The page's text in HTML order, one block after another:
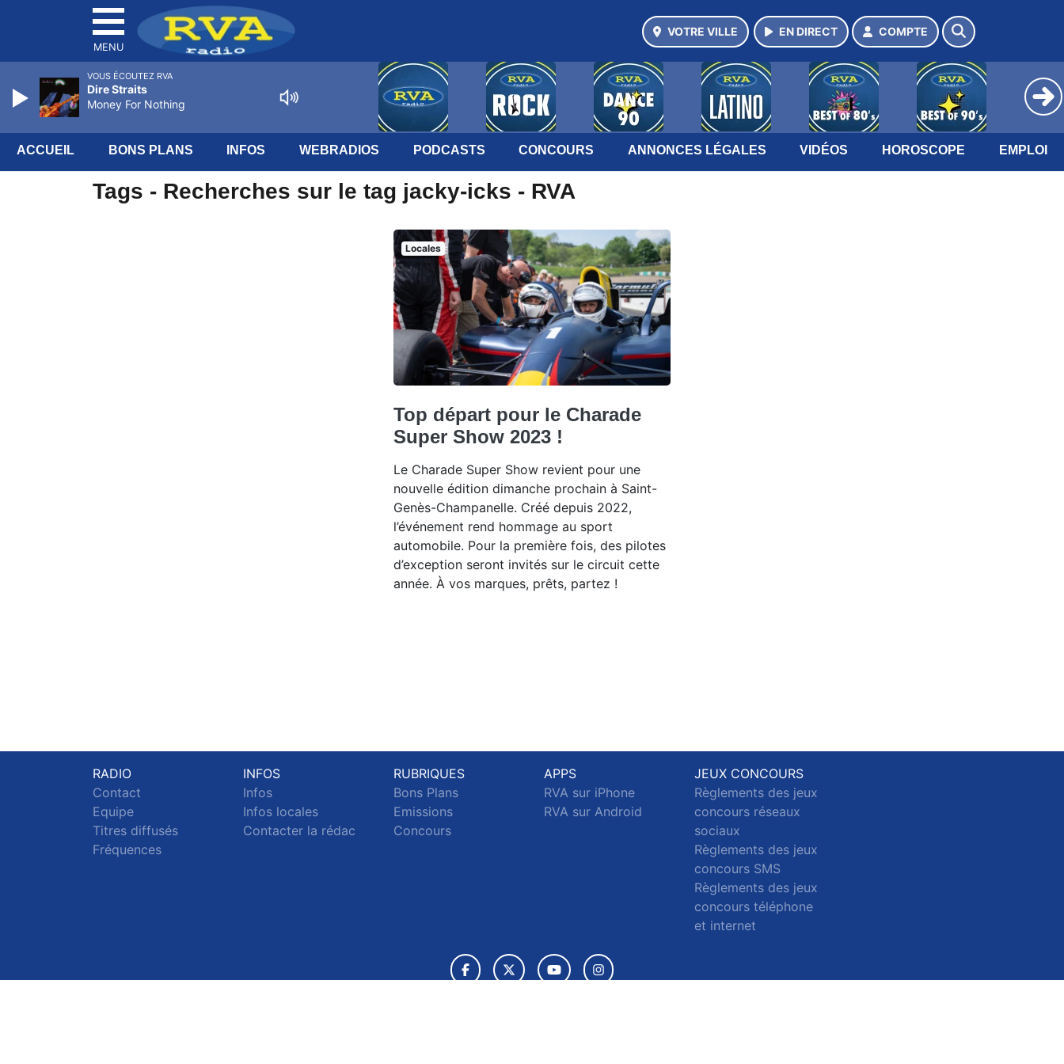
MENU
VOTRE VILLE EN DIRECT COMPTE
ACCUEIL BONS PLANS INFOS WEBRADIOS PODCASTS CONCOURS ANNONCES LÉGALES VIDÉOS HOROSCOPE EMPLOI
Tags - Recherches sur le tag jacky-icks - RVA
Locales
Top départ pour le Charade
Super Show 2023 !
Le Charade Super Show revient pour une
nouvelle édition dimanche prochain à Saint-
Genès-Champanelle. Créé depuis 2022,
l’événement rend hommage au sport
automobile. Pour la première fois, des pilotes
d’exception seront invités sur le circuit cette
année. À vos marques, prêts, partez !
RADIO
Contact
Equipe
Titres diffusés
Fréquences
INFOS
Infos
Infos locales
Contacter la rédac
RUBRIQUES
Bons Plans
Emissions
Concours
APPS
RVA sur iPhone
RVA sur Android
JEUX CONCOURS
Règlements des jeux
concours réseaux
sociaux
Règlements des jeux
concours SMS
Règlements des jeux
concours téléphone
et internet
VOUS ÉCOUTEZ RVA
Dire Straits
Money For Nothing